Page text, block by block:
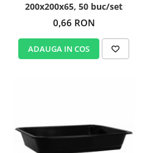
200x200x65, 50 buc/set
0,66 RON
ADAUGA IN COS